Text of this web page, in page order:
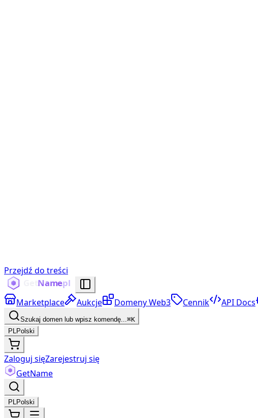
Przejdź do treści
Marketplace Aukcje Domeny Web3 Cennik API Docs
Szukaj domen lub wpisz komendę...⌘K
PLPolski
Zaloguj sięZarejestruj się
GetName
PLPolski